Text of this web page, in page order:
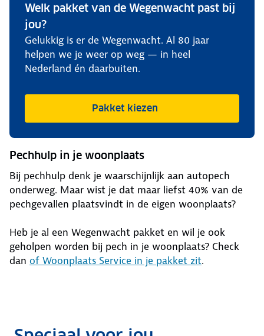
Welk pakket van de Wegenwacht past bij
jou?
Gelukkig is er de Wegenwacht. Al 80 jaar
helpen we je weer op weg — in heel
Nederland én daarbuiten.
Pakket kiezen
Pechhulp in je woonplaats
Bij pechhulp denk je waarschijnlijk aan autopech
onderweg. Maar wist je dat maar liefst 40% van de
pechgevallen plaatsvindt in de eigen woonplaats?
Heb je al een Wegenwacht pakket en wil je ook
geholpen worden bij pech in je woonplaats? Check
dan of Woonplaats Service in je pakket zit.